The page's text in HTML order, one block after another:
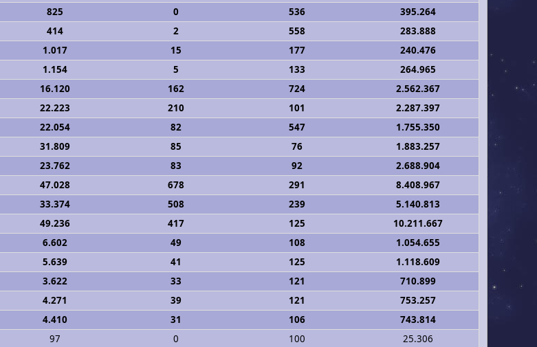
825 0 536
395.264
414 2 558
283.888
1.017 15 177
240.476
1.154 5 133
264.965
16.120 162 724
2.562.367
22.223 210 101
2.287.397
22.054 82 547
1.755.350
31.809 85 76
1.883.257
23.762 83 92
2.688.904
47.028 678 291
8.408.967
33.374 508 239
5.140.813
49.236 417 125
10.211.667
6.602 49 108
1.054.655
5.639 41 125
1.118.609
3.622 33 121
710.899
4.271 39 121
753.257
4.410 31 106
743.814
97 0 100
25.306